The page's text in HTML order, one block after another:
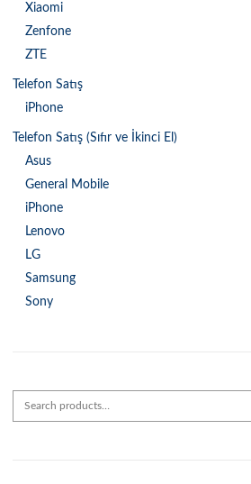
Xiaomi
Zenfone
ZTE
Telefon Satış
iPhone
Telefon Satış (Sıfır ve İkinci El)
Asus
General Mobile
iPhone
Lenovo
LG
Samsung
Sony
Search for: